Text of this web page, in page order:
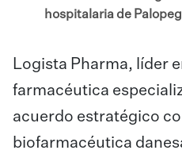
hospitalaria de
Logista Pharma, líder
farmacéutica
acuerdo estratégico
biofarmacéutica